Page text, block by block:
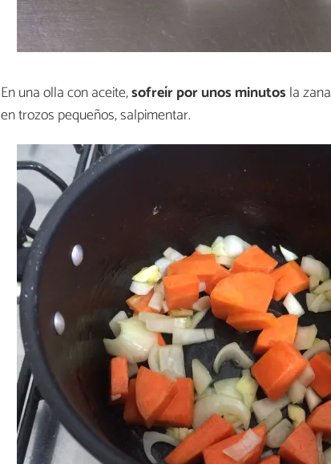
En una olla con aceite,sofreír por unos minutos la
en trozos pequeños, salpimentar.